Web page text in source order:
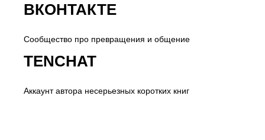
ВКОНТАКТЕ
Сообщество про превращения и общение
TENCHAT
Аккаунт автора несерьезных коротких книг